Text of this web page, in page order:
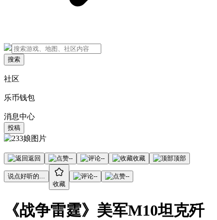
搜索
社区
乐币钱包
消息中心
投稿
返回 -- -- 收藏 顶部
说点好听的...
收藏
-- --
《战争雷霆》美军M10坦克歼